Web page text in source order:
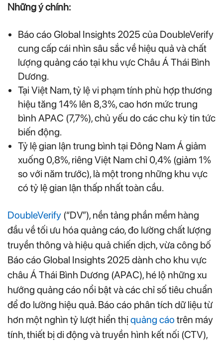
Những ý chính:
Báo cáo Global Insights 2025 của DoubleVerify
cung cấp cái nhìn sâu sắc về hiệu quả và chất
lượng quảng cáo tại khu vực Châu Á Thái Bình
Dương.
Tại Việt Nam, tỷ lệ vi phạm tính phù hợp thương
hiệu tăng 14% lên 8,3%, cao hơn mức trung
bình APAC (7,7%), chủ yếu do các chu kỳ tin tức
biến động.
Tỷ lệ gian lận trung bình tại Đông Nam Á giảm
xuống 0,8%, riêng Việt Nam chỉ 0,4% (giảm 1%
so với năm trước), là một trong những khu vực
có tỷ lệ gian lận thấp nhất toàn cầu.
DoubleVerify (“DV”), nền tảng phần mềm hàng
đầu về tối ưu hóa quảng cáo, đo lường chất lượng
truyền thông và hiệu quả chiến dịch, vừa công bố
Báo cáo Global Insights 2025 dành cho khu vực
châu Á Thái Bình Dương (APAC), hé lộ những xu
hướng quảng cáo nổi bật và các chỉ số tiêu chuẩn
để đo lường hiệu quả. Báo cáo phân tích dữ liệu từ
hơn một nghìn tỷ lượt hiển thị quảng cáo trên máy
tính, thiết bị di động và truyền hình kết nối (CTV),